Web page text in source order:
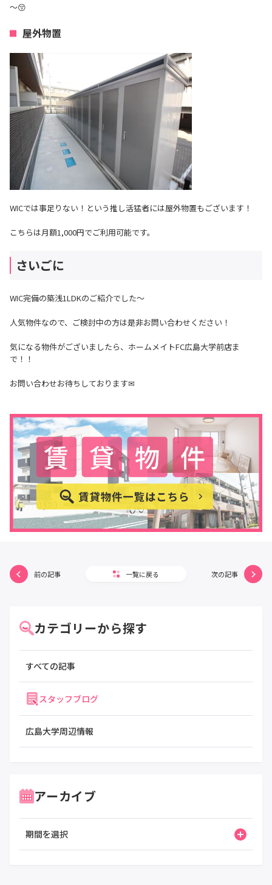
～😚
屋外物置
WICでは事足りない！という推し活猛者には屋外物置もございます！
こちらは月額1,000円でご利用可能です。
さいごに
WIC完備の築浅1LDKのご紹介でした～
人気物件なので、ご検討中の方は是非お問い合わせください！
気になる物件がございましたら、ホームメイトFC広島大学前店ま
で！！
お問い合わせお待ちしております✉
前の記事 一覧に戻る 次の記事
カテゴリーから探す
すべての記事
スタッフブログ
広島大学周辺情報
アーカイブ
期間を選択